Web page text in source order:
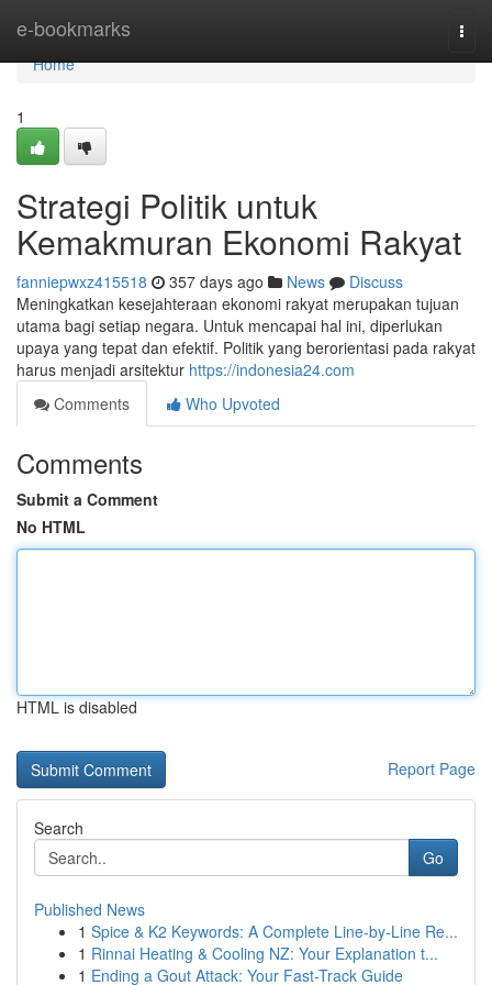
e-bookmarks
Home
Home
1
Strategi Politik untuk
Kemakmuran Ekonomi Rakyat
fanniepwxz415518 357 days ago News
Discuss
Meningkatkan kesejahteraan ekonomi rakyat merupakan tujuan
utama bagi setiap negara. Untuk mencapai hal ini, diperlukan
upaya yang tepat dan efektif. Politik yang berorientasi pada rakyat
harus menjadi arsitektur https://indonesia24.com
Comments
Who Upvoted
Comments
Submit a Comment
No HTML
HTML is disabled
Report Page
Search
Go
Published News
1 Spice & K2 Keywords: A Complete Line-by-Line Re...
1 Rinnai Heating & Cooling NZ: Your Explanation t...
1 Ending a Gout Attack: Your Fast-Track Guide